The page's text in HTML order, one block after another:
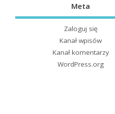
Meta
Zaloguj się
Kanał wpisów
Kanał komentarzy
WordPress.org